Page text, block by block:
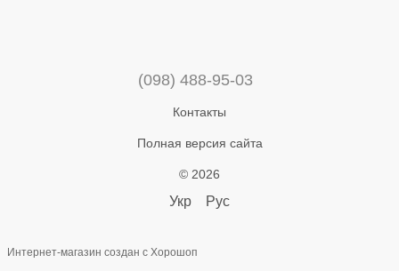
(098) 488-95-03
Контакты
Полная версия сайта
© 2026
Укр Рус
Интернет-магазин создан с Хорошоп